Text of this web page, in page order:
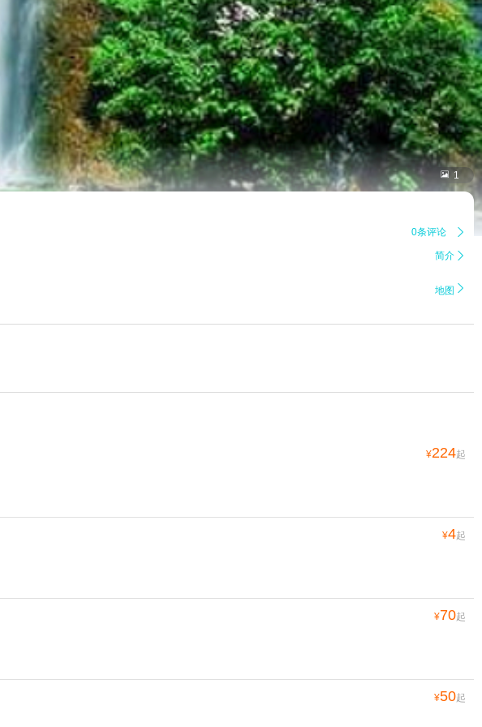
 1
0条评论 
简介 
地图 
¥224起
¥4起
¥70起
¥50起